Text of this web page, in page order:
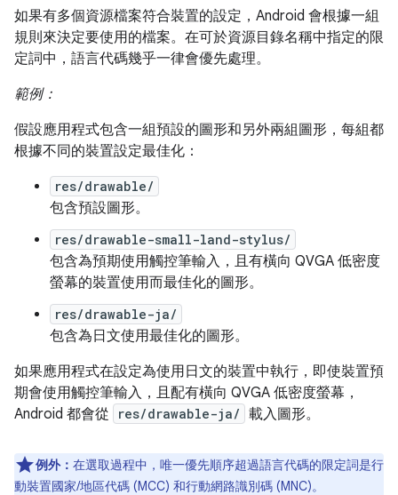
如果有多個資源檔案符合裝置的設定，Android 會根據一組
規則來決定要使用的檔案。在可於資源目錄名稱中指定的限
定詞中，語言代碼幾乎一律會優先處理。
範例：
假設應用程式包含一組預設的圖形和另外兩組圖形，每組都
根據不同的裝置設定最佳化：
res/drawable/
包含預設圖形。
res/drawable-small-land-stylus/
包含為預期使用觸控筆輸入，且有橫向 QVGA 低密度
螢幕的裝置使用而最佳化的圖形。
res/drawable-ja/
包含為日文使用最佳化的圖形。
如果應用程式在設定為使用日文的裝置中執行，即使裝置預
期會使用觸控筆輸入，且配有橫向 QVGA 低密度螢幕，
Android 都會從
res/drawable-ja/ 載入圖形。
例外： 在選取過程中，唯一優先順序超過語言代碼的限定詞是行
動裝置國家/地區代碼 (MCC) 和行動網路識別碼 (MNC)。